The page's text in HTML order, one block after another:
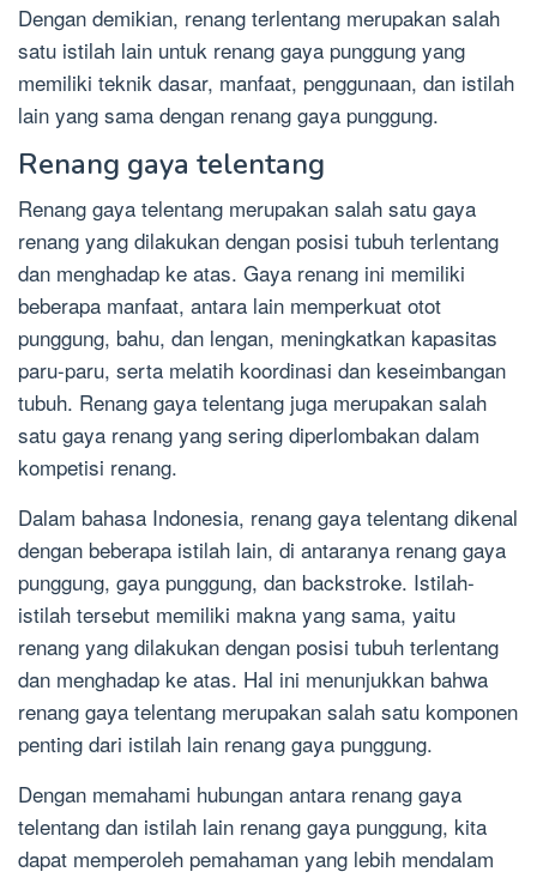
Dengan demikian, renang terlentang merupakan salah
satu istilah lain untuk renang gaya punggung yang
memiliki teknik dasar, manfaat, penggunaan, dan istilah
lain yang sama dengan renang gaya punggung.
Renang gaya telentang
Renang gaya telentang merupakan salah satu gaya
renang yang dilakukan dengan posisi tubuh terlentang
dan menghadap ke atas. Gaya renang ini memiliki
beberapa manfaat, antara lain memperkuat otot
punggung, bahu, dan lengan, meningkatkan kapasitas
paru-paru, serta melatih koordinasi dan keseimbangan
tubuh. Renang gaya telentang juga merupakan salah
satu gaya renang yang sering diperlombakan dalam
kompetisi renang.
Dalam bahasa Indonesia, renang gaya telentang dikenal
dengan beberapa istilah lain, di antaranya renang gaya
punggung, gaya punggung, dan backstroke. Istilah-
istilah tersebut memiliki makna yang sama, yaitu
renang yang dilakukan dengan posisi tubuh terlentang
dan menghadap ke atas. Hal ini menunjukkan bahwa
renang gaya telentang merupakan salah satu komponen
penting dari istilah lain renang gaya punggung.
Dengan memahami hubungan antara renang gaya
telentang dan istilah lain renang gaya punggung, kita
dapat memperoleh pemahaman yang lebih mendalam